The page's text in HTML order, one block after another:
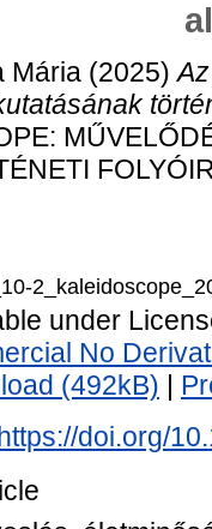
Mária (2025)
under
No
(492kB)
https://doi.org/